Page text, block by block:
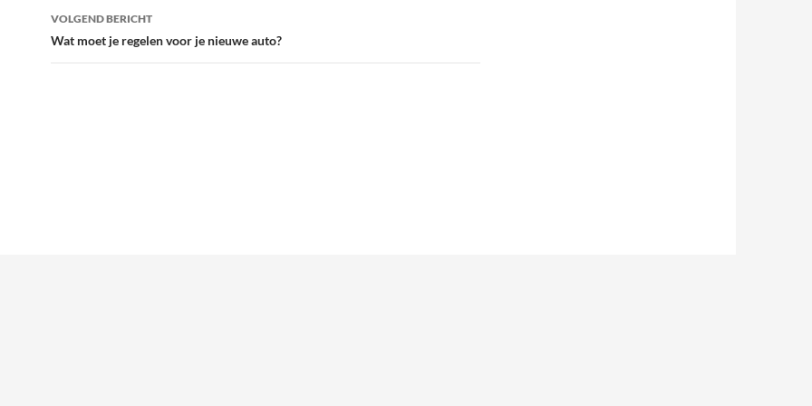
VOLGEND BERICHT
Wat moet je regelen voor je nieuwe auto?